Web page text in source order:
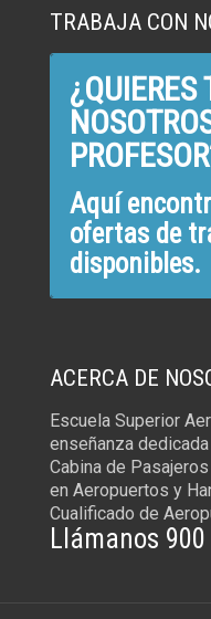
TRABAJA CON
Aquí
ofertas de
disponibles.
ACERCA DE
Escuela Superior
enseñanza
Cabina de
en Aeropuertos y
Cualificado de
Llámanos